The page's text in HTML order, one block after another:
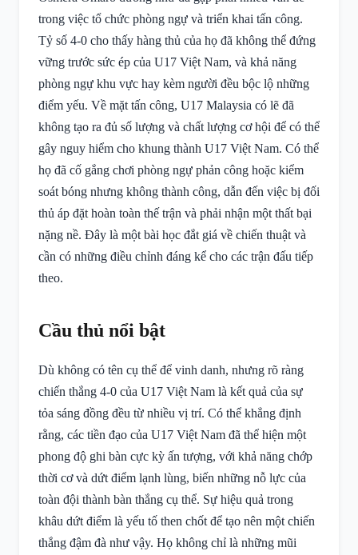
trong việc tổ chức phòng ngự và triển khai tấn công.
Tỷ số 4-0 cho thấy hàng thủ của họ đã không thể đứng
vững trước sức ép của U17 Việt Nam, và khả năng
phòng ngự khu vực hay kèm người đều bộc lộ những
điểm yếu. Về mặt tấn công, U17 Malaysia có lẽ đã
không tạo ra đủ số lượng và chất lượng cơ hội để có thể
gây nguy hiểm cho khung thành U17 Việt Nam. Có thể
họ đã cố gắng chơi phòng ngự phản công hoặc kiểm
soát bóng nhưng không thành công, dẫn đến việc bị đối
thủ áp đặt hoàn toàn thế trận và phải nhận một thất bại
nặng nề. Đây là một bài học đắt giá về chiến thuật và
cần có những điều chỉnh đáng kể cho các trận đấu tiếp
theo.
Cầu thủ nổi bật
Dù không có tên cụ thể để vinh danh, nhưng rõ ràng
chiến thắng 4-0 của U17 Việt Nam là kết quả của sự
tỏa sáng đồng đều từ nhiều vị trí. Có thể khẳng định
rằng, các tiền đạo của U17 Việt Nam đã thể hiện một
phong độ ghi bàn cực kỳ ấn tượng, với khả năng chớp
thời cơ và dứt điểm lạnh lùng, biến những nỗ lực của
toàn đội thành bàn thắng cụ thể. Sự hiệu quả trong
khâu dứt điểm là yếu tố then chốt để tạo nên một chiến
thắng đậm đà như vậy. Họ không chỉ là những mũi